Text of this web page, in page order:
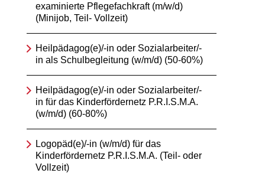
examinierte Pflegefachkraft (m/w/d)
(Minijob, Teil- Vollzeit)
Heilpädagog(e)/-in oder Sozialarbeiter/-
in als Schulbegleitung (w/m/d) (50-60%)
Heilpädagog(e)/-in oder Sozialarbeiter/-
in für das Kinderfördernetz P.R.I.S.M.A.
(w/m/d) (60-80%)
Logopäd(e)/-in (w/m/d) für das
Kinderfördernetz P.R.I.S.M.A. (Teil- oder
Vollzeit)